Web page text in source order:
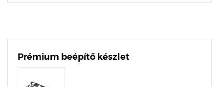
Prémium beépítő készlet